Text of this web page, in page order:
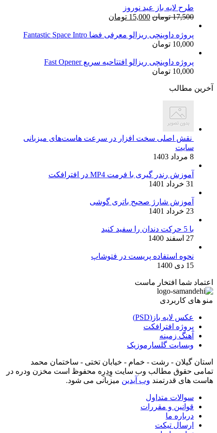
طرح لایه باز عید نوروز
17,500 تومان قیمت
17,500 تومان
15,000 تومان
15,000 تومان.
پروژه داوینچی ریزالو معرفی فضا Fantastic Space Intro
10,000 تومان
پروژه داوینچی ریزالو افتتاحیه سریع Fast Opener
10,000 تومان
آخرین مطالب
نقش اصلی سخت افزار در سرعت هاست‌های میزبانی
سایت
8 مرداد 1403
آموزش رندر گیری با فرمت MP4 در افترافکت
31 خرداد 1401
آموزش شارژ صحیح باتری گوشی
23 خرداد 1401
با 5 حرکت دندان را سفید کنید
27 اسفند 1400
نحوه استفاده پریست در فتوشاپ
15 دی 1400
اعتماد شما افتخار ماست
منو های کاربردی
عکس لایه باز(PSD)
پروژه افترافکت
آهنگ زمینه
وبسایت گلسارموزیک
استان گیلان - رشت - خمام - خیابان تختی - ساختمان محمد
تمامی حقوق مطالب وب سایت وِدِرِه محفوظ است مخزن ودره در
هاست های قدرتمند وب آیدین میزبانی می شود.
سوالات متداول
قوانین و مقررات
درباره ما
ارسال تیکت